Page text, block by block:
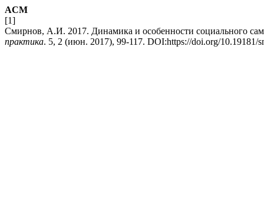
ACM
[1]
Смирнов, А.И. 2017. Динамика и особенности социального
практика. 5, 2 (июн. 2017), 99-117. DOI:https://doi.org/10.19181/